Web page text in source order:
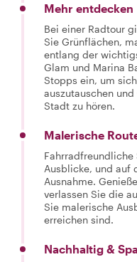
Mehr entdecken
Bei einer Radtour
Sie Grünflächen,
entlang der
Glam und Marina
Stopps ein, um
auszutauschen
Stadt zu hören.
Malerische
Ausblicke, und auf
Ausnahme.
verlassen Sie die
Sie malerische
erreichen sind.
Nachhaltig &